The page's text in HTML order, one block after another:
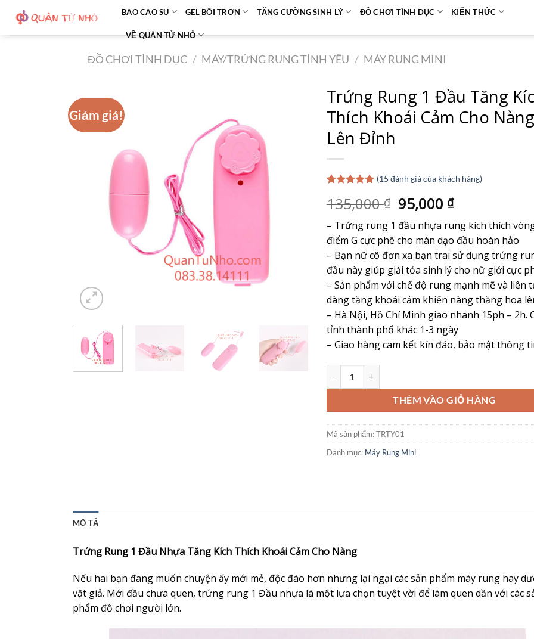
nội
BAO CAO SU GEL BÔI TRƠN TĂNG CƯỜNG SINH LÝ ĐỒ CHƠI TÌNH DỤC KIẾN THỨC
VỀ QUÂN TỬ NHỎ
ĐỒ CHƠI TÌNH DỤC / MÁY/TRỨNG RUNG TÌNH YÊU / MÁY RUNG MINI
Giảm giá!
Trứng Rung 1 Đầu Tăng
Thích Khoái Cảm Cho Nàng
Lên Đỉnh
dựa trên
đánh giá
(15 đánh giá của khách hàng)
135,000₫ Giá
gốc
là:
135,000 ₫.
95,000 ₫Giá
hiện
tại
là:
95,000 ₫.
– Trứng rung 1 đầu nhựa rung kích thích
điểm G cực phê cho màn dạo đầu hoàn hảo
– Bạn nữ cô đơn xa bạn trai sử dụng trứng
đầu này giúp giải tỏa sinh lý cho nữ giới cực
– Sản phẩm với chế độ rung mạnh mẽ và liên
dàng tăng khoái cảm khiến nàng thăng hoa
– Hà Nội, Hồ Chí Minh giao nhanh 15ph – 2h.
tỉnh thành phố khác 1-3 ngày
– Giao hàng cam kết kín đáo, bảo mật thông
Trứng Rung 1 Đầu Tăng Kích Thích Khoái Cảm Cho
THÊM VÀO GIỎ HÀNG
Mã sản phẩm:TRTY01
Danh mục: Máy Rung Mini
MÔ TẢ
Trứng Rung 1 Đầu Nhựa Tăng Kích Thích Khoái Cảm Cho Nàng
Nếu hai bạn đang muốn chuyện ấy mới mẻ, độc đáo hơn nhưng lại ngại các sản phẩm máy rung hay
vật giả. Mới đầu chưa quen, trứng rung 1 Đầu nhựa là một lựa chọn tuyệt vời để làm quen dần với các
phẩm đồ chơi người lớn.